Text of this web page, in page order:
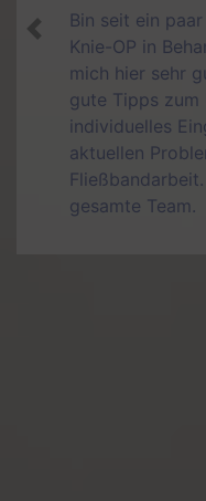
Der erste
Praxis war
Was aber
wurde
und mir geht
beiden
super.
sagen. Vielen
Previous